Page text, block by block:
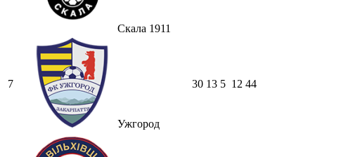
Скала 1911
7
Ужгород
30 13 5 12 44